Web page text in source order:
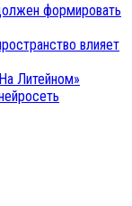
формировать
влияет
Литейном»